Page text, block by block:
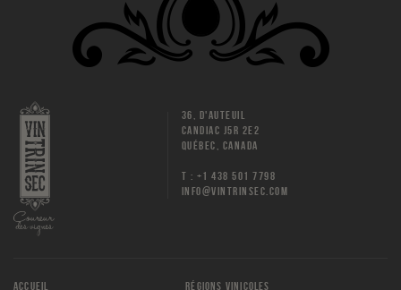
36, D'AUTEUIL
CANDIAC J5R 2E2
QUÉBEC, CANADA
T : +1 438 501 7798
INFO@VINTRINSEC.COM
ACCUEIL RÉGIONS VINICOLES